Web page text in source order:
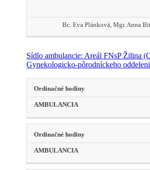
Bc. Eva Plánková, Mgr. Anna
Sídlo ambulancie: Areál FNsP Žilina
Gynekologicko-pôrodníckeho
Ordinačné
hodiny
AMBULANCIA